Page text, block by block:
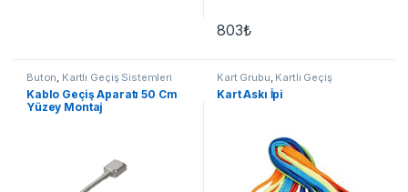
803₺
Buton, Kartlı Geçiş Sistemleri
Kablo Geçiş Aparatı 50 Cm
Yüzey Montaj
Kart Grubu, Kartlı Geçiş
Sistemleri
Kart Askı İpi